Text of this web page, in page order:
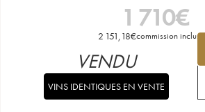
1 710€
2 151,18€commission incluse
VENDU
VINS IDENTIQUES EN VENTE